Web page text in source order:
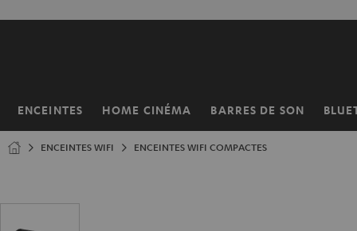
ENCEINTES HOME CINÉMA BARRES DE SON
Page
ENCEINTES WIFI ENCEINTES WIFI COMPACTES